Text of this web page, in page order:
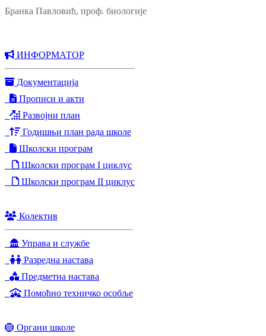
Бранка Павловић, проф. биологије
ИНФОРМАТОР
Документација
Прописи и акти
Развојни план
Годишњи план рада школе
Школски програм
Школски програм I циклус
Школски програм II циклус
Колектив
Управа и службе
Разредна настава
Предметна настава
Помоћно техничко особље
Органи школе